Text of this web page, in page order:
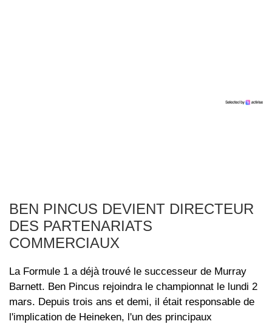
BEN PINCUS DEVIENT DIRECTEUR
DES PARTENARIATS
COMMERCIAUX
La Formule 1 a déjà trouvé le successeur de Murray
Barnett. Ben Pincus rejoindra le championnat le lundi 2
mars. Depuis trois ans et demi, il était responsable de
l'implication de Heineken, l'un des principaux